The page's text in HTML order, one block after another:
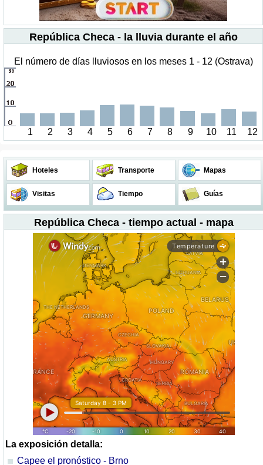
República Checa - la lluvia durante el año
El número de días lluviosos en los meses 1 - 12 (Ostrava)
1 2 3 4 5 6 7 8 9 10 11 12
Hoteles Transporte Mapas
Visitas Tiempo Guías
República Checa - tiempo actual - mapa
La exposición detalla:
Capee el pronóstico - Brno